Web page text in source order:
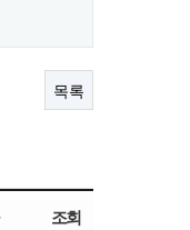
목록
조회